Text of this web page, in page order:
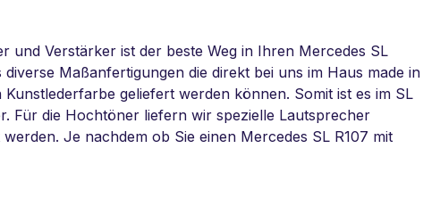
und Verstärker ist der beste Weg in Ihren Mercedes SL
Maßanfertigungen die direkt bei uns im Haus made in
geliefert werden können. Somit ist es im SL
Für die Hochtöner liefern wir spezielle Lautsprecher
Je nachdem ob Sie einen Mercedes SL R107 mit